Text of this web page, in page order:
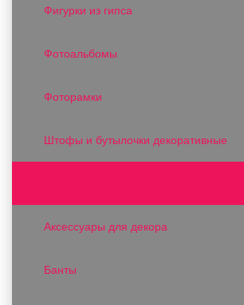
Фигурки из гипса
Фотоальбомы
Фоторамки
Штофы и бутылочки декоративные
Аксессуары для декора
Банты